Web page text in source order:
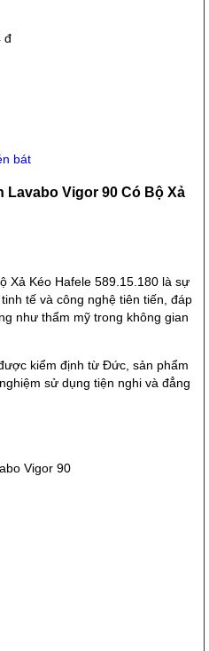
đ
bát
Lavabo Vigor 90 Có Bộ Xả
Xả Kéo Hafele 589.15.180 là sự
tế và công nghệ tiên tiến, đáp
như thẩm mỹ trong không gian
kiểm định từ Đức, sản phẩm
sử dụng tiện nghi và đẳng
Vigor 90